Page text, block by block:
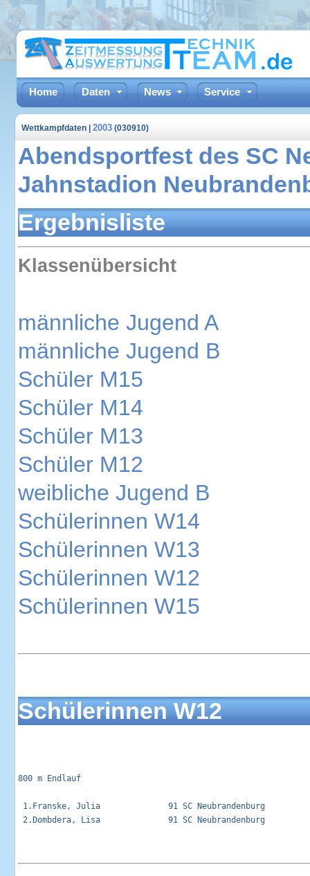
Home Daten News Service
Wettkampfdaten | 2003 (030910)
Abendsportfest des SC
Jahnstadion
Ergebnisliste
Klassenübersicht
männliche Jugend A
männliche Jugend B
Schüler M15
Schüler M14
Schüler M13
Schüler M12
weibliche Jugend B
Schülerinnen W14
Schülerinnen W13
Schülerinnen W12
Schülerinnen W15
Schülerinnen W12
800 m Endlauf
1.Franske, Julia              91 SC Neubrandenburg
2.Dombdera, Lisa              91 SC Neubrandenburg